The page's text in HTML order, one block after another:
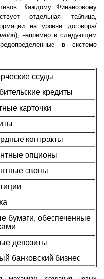
Каждому Финансовому
отдельная таблица,
на уровне договора/
), например в следующем
в системе
ссуды
кредиты
карточки
контракты
опционы
свопы
бумаги, обеспеченные
депозиты
банковский бизнес